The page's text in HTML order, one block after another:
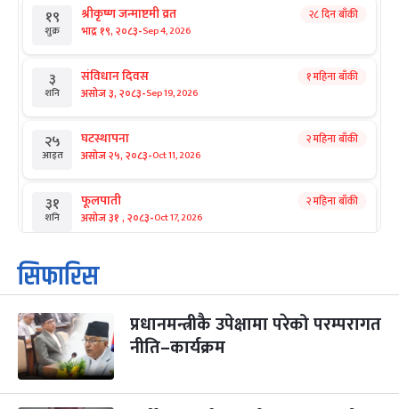
१९
शुक्र
श्रीकृष्ण जन्माष्टमी व्रत
भाद्र १९, २०८३-Sep 4, 2026
२८ दिन बाँकी
३
शनि
संविधान दिवस
असोज ३, २०८३-Sep 19, 2026
१ महिना बाँकी
२५
आइत
घटस्थापना
असोज २५, २०८३-Oct 11, 2026
२ महिना बाँकी
३१
शनि
फूलपाती
असोज ३१ , २०८३-Oct 17, 2026
२ महिना बाँकी
१
आइत
कार्तिक सङ्क्रान्ति
कार्तिक १, २०८३
३
मंगल
महानवमी
कार्तिक ३, २०८३-Oct 20, 2026
२ महिना बाँकी
४
बुध कार्तिक ४, २०८३ Oct 21, 2026
सिफारिस
प्रधानमन्त्रीकै उपेक्षामा परेको परम्परागत
नीति–कार्यक्रम